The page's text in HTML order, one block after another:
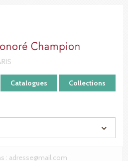
Catalogues Collections